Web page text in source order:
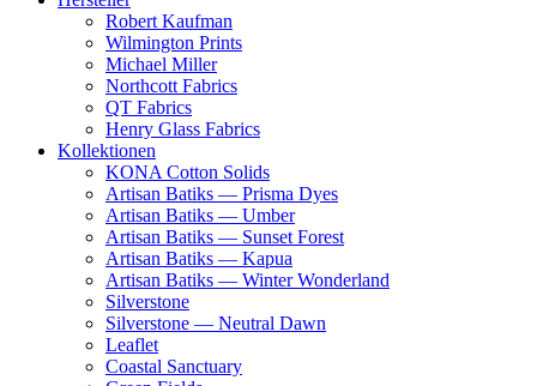
Robert Kaufman
Wilmington Prints
Michael Miller
Northcott Fabrics
QT Fabrics
Henry Glass Fabrics
Kollektionen
KONA Cotton Solids
Artisan Batiks — Prisma Dyes
Artisan Batiks — Umber
Artisan Batiks — Sunset Forest
Artisan Batiks — Kapua
Artisan Batiks — Winter Wonderland
Silverstone
Silverstone — Neutral Dawn
Leaflet
Coastal Sanctuary